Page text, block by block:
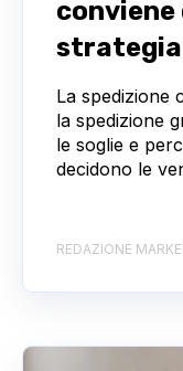
conviene
strategia
La spedizione
la spedizione
le soglie e
decidono le
REDAZIONE